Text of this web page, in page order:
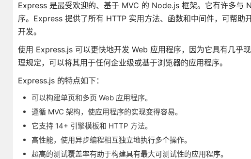
Express 是最受欢迎的、基于 MVC 的 Node.js 框架。它有许多与
序。Express 提供了所有 HTTP 实用方法、函数和中间件，可帮助
开发。
使用 Express.js 可以更快地开发 Web 应用程序，因为它具有几乎
理规定，可以将其用于任何企业级或基于浏览器的应用程序。
Express.js 的特点如下：
可以构建单页和多页 Web 应用程序。
遵循 MVC 架构，使应用程序的实现变得容易。
它支持 14+ 引擎模板和 HTTP 方法。
高性能，使用异步编程相互独立地执行多个操作。
超高的测试覆盖率有助于构建具有最大可测试性的应用程序。